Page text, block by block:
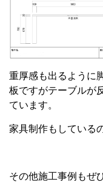
重厚感も出るように
板ですがテーブルが
ています。
家具制作もしている
その他施工事例もぜ